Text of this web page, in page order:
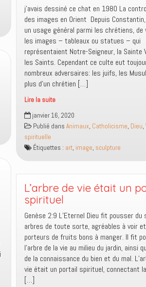
j’avais dessiné ce chat en 1980 La
des images en Orient Depuis
un usage général parmi les chrétiens, de
les images – tableaux ou statues – qui
représentaient Notre-Seigneur, la Sainte
les Saints. Cependant ce culte eut
nombreux adversaires: les juifs, les
plus d’un chrétien […]
Lire la suite
Images,
icônes
et
sculptures,
quelle
adopter
pour
plaire
à
Dieu
?
janvier 16, 2020
Publié dans Animaux, Catholicisme, Dieu,
spirituelle
Étiquettes : art, image, sculpture
L’arbre de vie était un
spirituel
Genèse 2:9 L’Eternel Dieu fit pousser du
arbres de toute sorte, agréables à voir et
porteurs de fruits bons à manger. Il fit
l’arbre de la vie au milieu du jardin, ainsi
de la connaissance du bien et du mal.
vie était un portail spirituel, connectant
[…]